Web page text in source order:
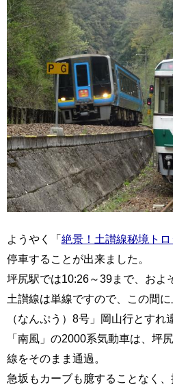
ようやく「絶景！土讃線秘境トロ
停車することが出来ました。
坪尻駅では10:26～39まで、およ
土讃線は単線ですので、この間
（なんぷう）8号」岡山行とすれ
「南風」の2000系気動車は、坪
線をそのまま通過。
急坂もカーブも臆することなく